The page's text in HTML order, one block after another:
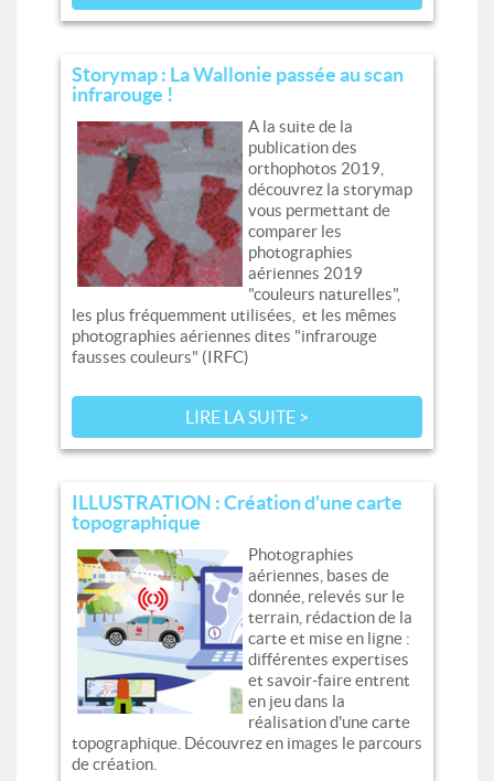
Storymap : La Wallonie passée au scan
infrarouge !
A la suite de la
publication des
orthophotos 2019,
découvrez la storymap
vous permettant de
comparer les
photographies
aériennes 2019
"couleurs naturelles",
les plus fréquemment utilisées, et les mêmes
photographies aériennes dites "infrarouge
fausses couleurs" (IRFC)
LIRE LA SUITE >
ILLUSTRATION : Création d'une carte
topographique
Photographies
aériennes, bases de
donnée, relevés sur le
terrain, rédaction de la
carte et mise en ligne :
différentes expertises
et savoir-faire entrent
en jeu dans la
réalisation d'une carte
topographique. Découvrez en images le parcours
de création.